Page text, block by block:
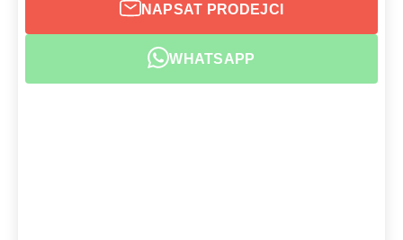
NAPSAT PRODEJCI
WHATSAPP